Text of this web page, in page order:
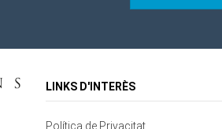
Contacte
Cookies